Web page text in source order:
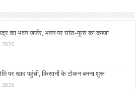
का भवन जर्जर, भवन पर घांस-फूस का कब्जा
2026
पर खाद पहुंची, किसानों के टोकन बनना शुरू
2026